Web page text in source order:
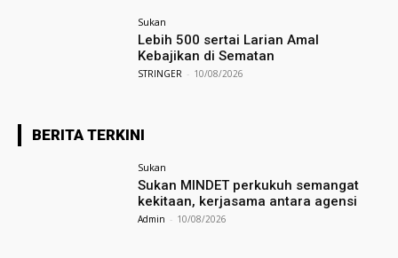
Sukan
Lebih 500 sertai Larian Amal
Kebajikan di Sematan
STRINGER - 10/08/2026
BERITA TERKINI
Sukan
Sukan MINDET perkukuh semangat
kekitaan, kerjasama antara agensi
Admin - 10/08/2026